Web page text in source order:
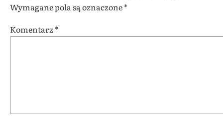
Wymagane pola są oznaczone*
Komentarz*